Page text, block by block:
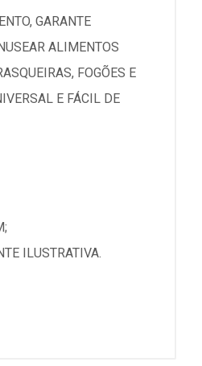
GARANTE
ALIMENTOS
FOGÕES E
E FÁCIL DE
ILUSTRATIVA.